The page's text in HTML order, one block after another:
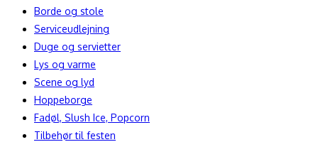
Borde og stole
Serviceudlejning
Duge og servietter
Lys og varme
Scene og lyd
Hoppeborge
Fadøl, Slush Ice, Popcorn
Tilbehør til festen